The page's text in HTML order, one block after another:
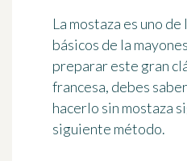
La mostaza es uno
básicos de la
preparar este gran
francesa, debes
hacerlo sin mostaza
siguiente método.